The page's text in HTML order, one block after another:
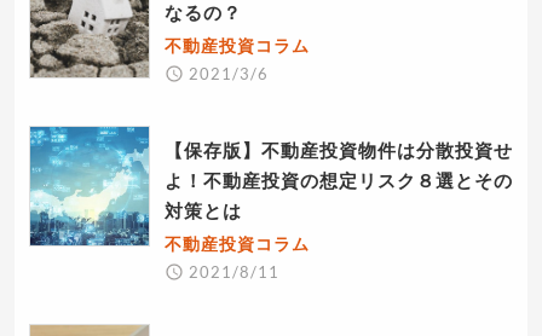
なるの？
不動産投資コラム
2021/3/6
【保存版】不動産投資物件は分散投資せ
よ！不動産投資の想定リスク８選とその
対策とは
不動産投資コラム
2021/8/11